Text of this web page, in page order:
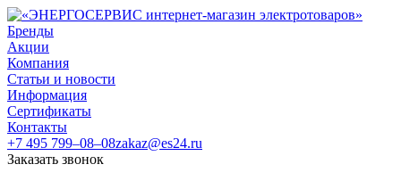
Бренды
Акции
Компания
Статьи и новости
Информация
Сертификаты
Контакты
+7 495 799–08–08zakaz@es24.ru
Заказать звонок